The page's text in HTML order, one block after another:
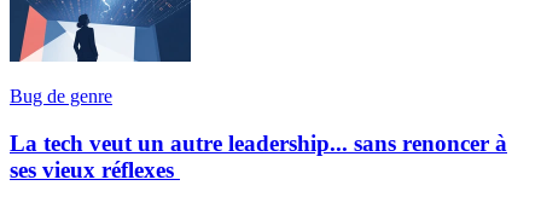
Bug de genre
La tech veut un autre leadership... sans renoncer à
ses vieux réflexes